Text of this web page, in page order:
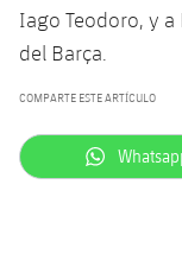
Iago Teodoro, y
del Barça.
COMPARTE ESTE ARTÍCULO